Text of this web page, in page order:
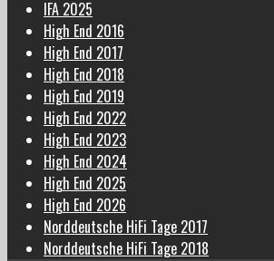
IFA 2025
High End 2016
High End 2017
High End 2018
High End 2019
High End 2022
High End 2023
High End 2024
High End 2025
High End 2026
Norddeutsche HiFi Tage 2017
Norddeutsche HiFi Tage 2018